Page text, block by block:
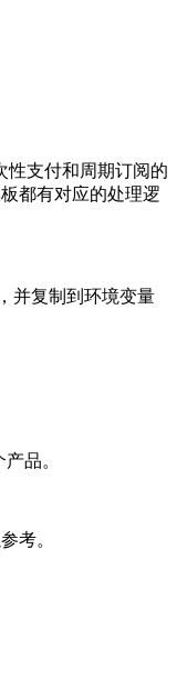
性支付和周期订阅的
都有对应的处理逻
并复制到环境变量
品。
考。